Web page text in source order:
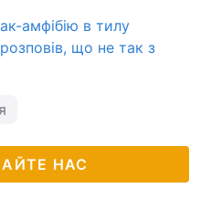
амфібію в тилу
що не так з
НАС